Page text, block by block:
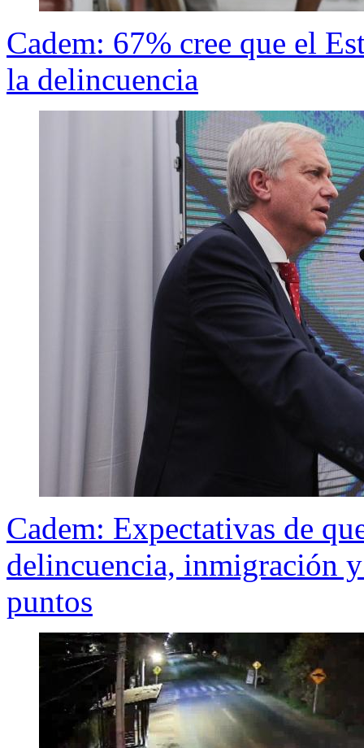
Cadem: 67% cree que el
la delincuencia
Cadem: Expectativas de
delincuencia, inmigración
puntos